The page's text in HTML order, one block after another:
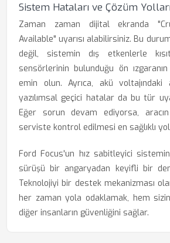
Sistem Hataları ve Çözüm Yolları
Zaman zaman dijital ekranda
Available" uyarısı alabilirsiniz. Bu
değil, sistemin dış etkenlerle
sensörlerinin bulunduğu ön
emin olun. Ayrıca, akü
yazılımsal geçici hatalar da bu tür
Eğer sorun devam ediyorsa, aracın
serviste kontrol edilmesi en sağlıklı
Ford Focus'un hız sabitleyici
sürüşü bir angaryadan keyifli bir
Teknolojiyi bir destek mekanizması
her zaman yola odaklamak, hem
diğer insanların güvenliğini sağlar.